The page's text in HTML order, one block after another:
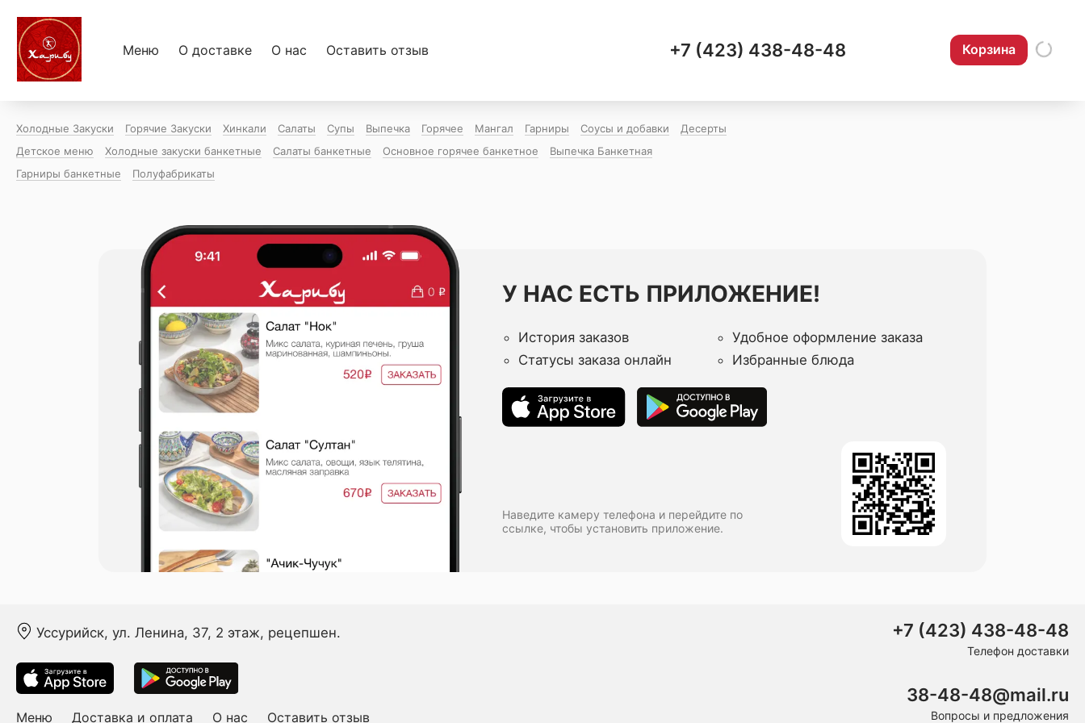
Меню О доставке О нас Оставить отзыв +7 (423) 438-48-48 Корзина
Холодные Закуски Горячие Закуски Хинкали Салаты Супы Выпечка Горячее Мангал Гарниры Соусы и добавки
Десерты
Детское меню
Холодные закуски банкетные Салаты банкетные Основное горячее банкетное
Выпечка Банкетная
Гарниры банкетные
Полуфабрикаты
У НАС ЕСТЬ ПРИЛОЖЕНИЕ!
История заказов
Удобное оформление заказа
Статусы заказа онлайн
Избранные блюда
Наведите камеру телефона и перейдите по
ссылке, чтобы установить приложение.
Уссурийск, ул. Ленина, 37, 2 этаж, рецепшен.
Меню Доставка и оплата О нас Оставить отзыв
+7 (423) 438-48-48
Телефон доставки
38-48-48@mail.ru
Вопросы и предложения